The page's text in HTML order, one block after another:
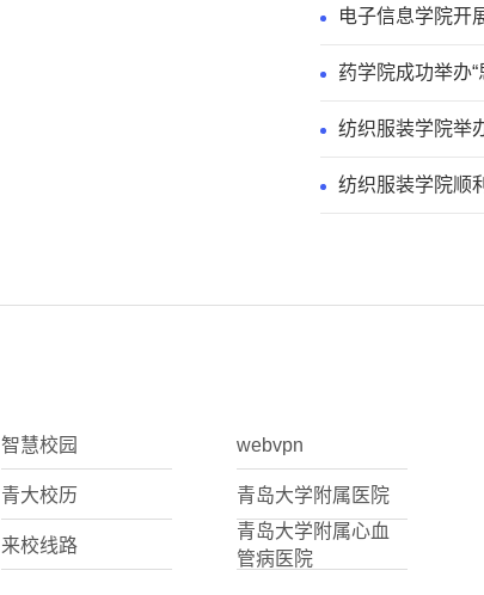
电子信息学院开
药学院成功举办
纺织服装学院举
纺织服装学院顺
智慧校园 webvpn
青大校历 青岛大学附属医院
来校线路
青岛大学附属心血
管病医院